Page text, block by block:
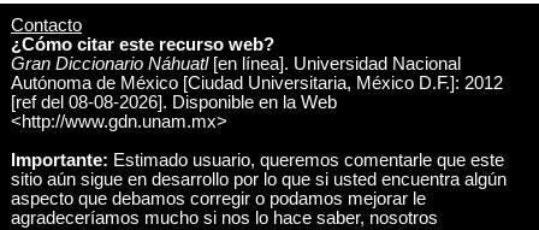
Contacto
¿Cómo citar este recurso web?
Gran Diccionario Náhuatl[en línea]. Universidad Nacional
Autónoma de México [Ciudad Universitaria, México D.F.]: 2012
[ref del 08-08-2026]. Disponible en la Web
<http://www.gdn.unam.mx>
Importante: Estimado usuario, queremos comentarle que este
sitio aún sigue en desarrollo por lo que si usted encuentra algún
aspecto que debamos corregir o podamos mejorar le
agradeceríamos mucho si nos lo hace saber, nosotros